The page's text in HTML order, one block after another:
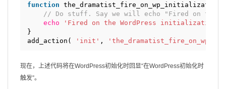
function
// Do stuff. Say we will echo "Fired on the
echo
'Fired on the WordPress initialization'
}
add_action(
'init' ,
现在，上述代码将在WordPress初始化时回显“在WordPress初始化时
触发”。